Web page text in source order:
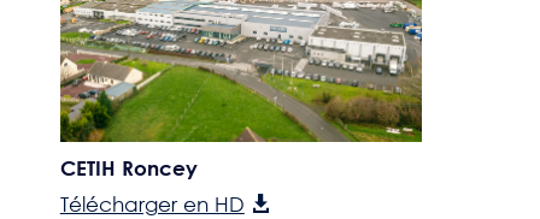
CETIH Roncey
Télécharger en HD